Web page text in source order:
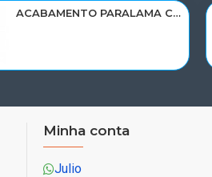
ACABAMENTO PARALAMA CABINE SCANIA NTG P/G/R/S LD PARTE TRAS 2297996
Minha conta
Julio